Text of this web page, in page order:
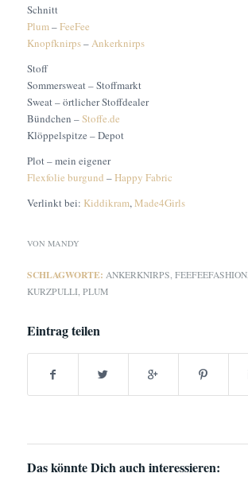
Schnitt
Plum–FeeFee
Knopfknirps–Ankerknirps
Stoff
Sommersweat – Stoffmarkt
Sweat – örtlicher Stoffdealer
Bündchen –Stoffe.de
Klöppelspitze – Depot
Plot – mein eigener
Flexfolie burgund –Happy Fabric
Verlinkt bei: Kiddikram,Made4Girls
VON MANDY
SCHLAGWORTE: ANKERKNIRPS FEEFEEFASHION,
KURZPULLI PLUM
Eintrag teilen
Das könnte Dich auch interessieren: